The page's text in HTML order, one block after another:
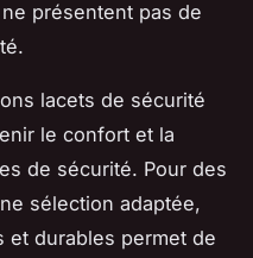
présentent pas de
lacets de sécurité
le confort et la
de sécurité. Pour des
sélection adaptée,
durables permet de